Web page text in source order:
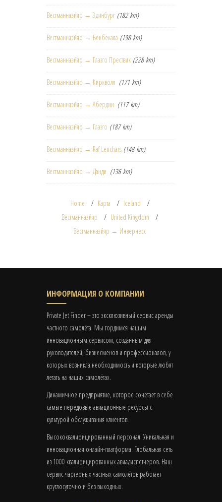
Вестманнаэйяр → Эдинбург (182 km)
Вестманнаэйяр → Бенбекала (198 km)
Вестманнаэйяр → Глазго Прествик (228 km)
Вестманнаэйяр → Киркволл (171 km)
Вестманнаэйяр → Абердин (117 km)
Вестманнаэйяр → Глазго (187 km)
Вестманнаэйяр → Raf Leuchars (148 km)
Вестманнаэйяр → Данди (136 km)
Home Карта
Iceland
Вестманнаэйяр
United Kingdom
Вестманнаэйяр → Инвернесс
ИНФОРМАЦИЯ О КОМПАНИИ
Private Jet Finder – это эксклюзивный сервис аренды
частного самолёта. Мы гордимся нашим
инновационным сервисом, созданным для
руководителей, бизнесменов и профессионалов, у
которых возникла необходимость и которые любят
летать на наших самолётах.
Динамичное предприятие, которое сочетает в себе
самые передовые авиационные ресурсы с
культурой обслуживания клиентов.
Высококвалифицированный персонал. Уникальная и
инновационная онлайн-платформа. Глобальная сеть
из 1000 квалифицированных авиадиспетчеров. Наш
сервис чартерных частных самолётов работает
круглосуточно и без выходных.